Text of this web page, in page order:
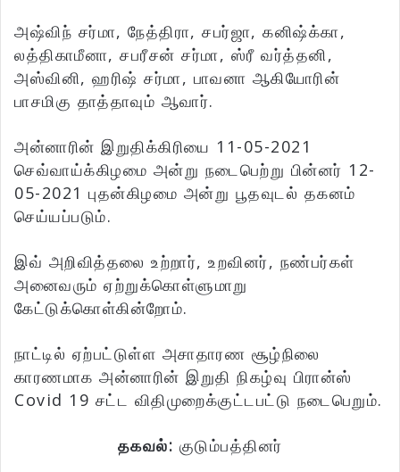
அஷ்விந் சர்மா, நேத்திரா, சபர்ஜா, கனிஷ்க்கா,
லத்திகாமீனா, சபரீசன் சர்மா, ஸ்ரீ வர்த்தனி,
அஸ்வினி, ஹரிஷ் சர்மா, பாவனா ஆகியோரின்
பாசமிகு தாத்தாவும் ஆவார்.
அன்னாரின் இறுதிக்கிரியை 11-05-2021
செவ்வாய்க்கிழமை அன்று நடைபெற்று பின்னர் 12-
05-2021 புதன்கிழமை அன்று பூதவுடல் தகனம்
செய்யப்படும்.
இவ் அறிவித்தலை உற்றார், உறவினர், நண்பர்கள்
அனைவரும் ஏற்றுக்கொள்ளுமாறு
கேட்டுக்கொள்கின்றோம்.
நாட்டில் ஏற்பட்டுள்ள அசாதாரண சூழ்நிலை
காரணமாக அன்னாரின் இறுதி நிகழ்வு பிரான்ஸ்
Covid 19 சட்ட விதிமுறைக்குட்டபட்டு நடைபெறும்.
தகவல்: குடும்பத்தினர்